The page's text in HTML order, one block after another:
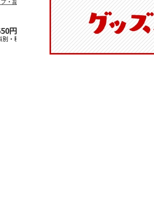
円
・税込)
水森亜土 PF
…
1,760円
(送料別・税込)
キティ
3,300円
(送料別・税